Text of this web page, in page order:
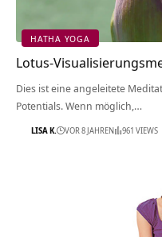
HATHA YOGA
Lotus-
Dies ist eine angeleitete
Potentials. Wenn möglich,…
LISA K. VOR 8 JAHREN 961 VIEWS